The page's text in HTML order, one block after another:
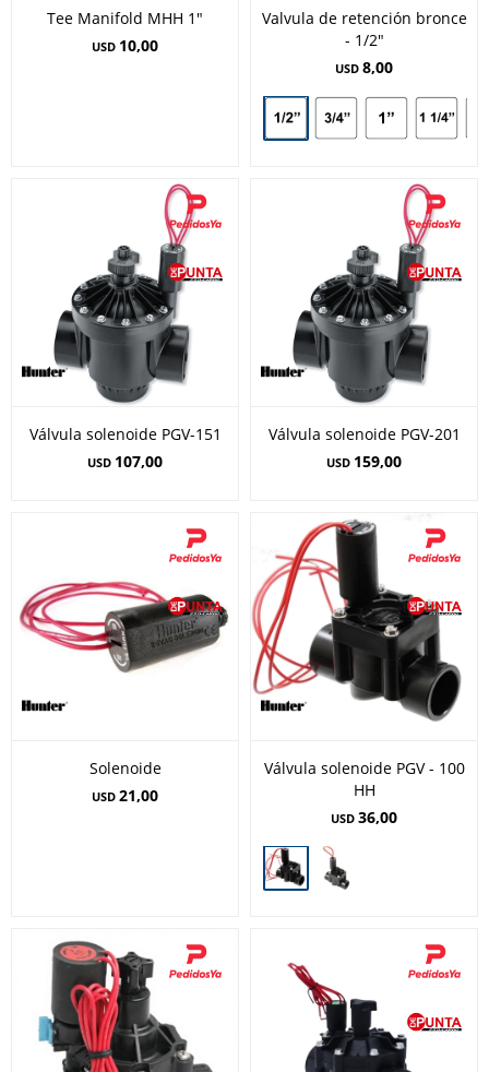
Tee Manifold MHH 1"
USD 10,00
Valvula de retención bronce
- 1/2"
USD 8,00
Válvula solenoide PGV-151
USD 107,00
Válvula solenoide PGV-201
USD 159,00
Solenoide
USD 21,00
Válvula solenoide PGV - 100
HH
USD 36,00